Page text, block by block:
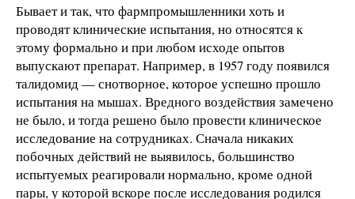
Бывает и так, что фармпромышленники хоть и
проводят клинические испытания, но относятся к
этому формально и при любом исходе опытов
выпускают препарат. Например, в 1957 году появился
талидомид — снотворное, которое успешно прошло
испытания на мышах. Вредного воздействия замечено
не было, и тогда решено было провести клиническое
исследование на сотрудниках. Сначала никаких
побочных действий не выявилось, большинство
испытуемых реагировали нормально, кроме одной
пары, у которой вскоре после исследования родился